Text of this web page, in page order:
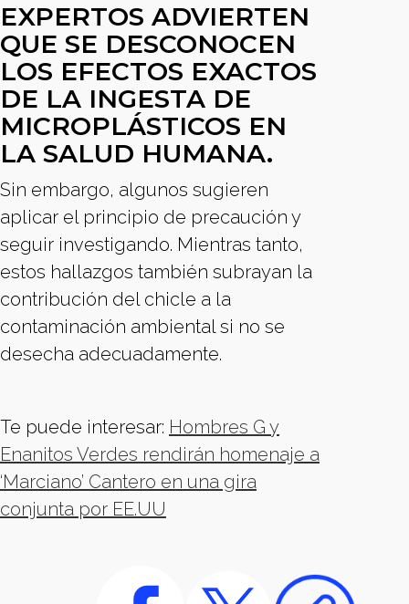
EXPERTOS ADVIERTEN
QUE SE DESCONOCEN
LOS EFECTOS EXACTOS
DE LA INGESTA DE
MICROPLÁSTICOS EN
LA SALUD HUMANA.
Sin embargo, algunos sugieren
aplicar el principio de precaución y
seguir investigando. Mientras tanto,
estos hallazgos también subrayan la
contribución del chicle a la
contaminación ambiental si no se
desecha adecuadamente.
Te puede interesar: Hombres G y
Enanitos Verdes rendirán homenaje a
‘Marciano’ Cantero en una gira
conjunta por EE.UU